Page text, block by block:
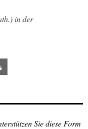
in der
Sie diese Form